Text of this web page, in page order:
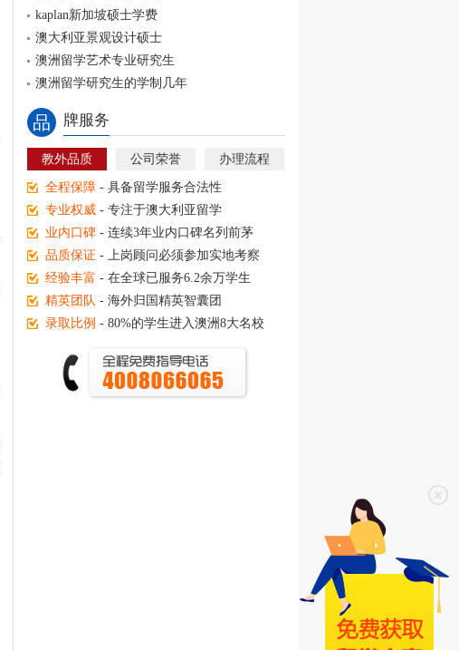
kaplan新加坡硕士学费
澳大利亚景观设计硕士
澳洲留学艺术专业研究生
澳洲留学研究生的学制几年
品 牌服务
教外品质 公司荣誉 办理流程
全程保障 - 具备留学服务合法性
专业权威 - 专注于澳大利亚留学
业内口碑 - 连续3年业内口碑名列前茅
品质保证 - 上岗顾问必须参加实地考察
经验丰富 - 在全球已服务6.2余万学生
精英团队 - 海外归国精英智囊团
录取比例 - 80%的学生进入澳洲8大名校